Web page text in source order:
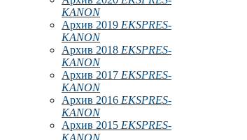
KANON
Архив 2019 EKSPRES-
KANON
Архив 2018 EKSPRES-
KANON
Архив 2017 EKSPRES-
KANON
Архив 2016 EKSPRES-
KANON
Архив 2015 EKSPRES-
KANON